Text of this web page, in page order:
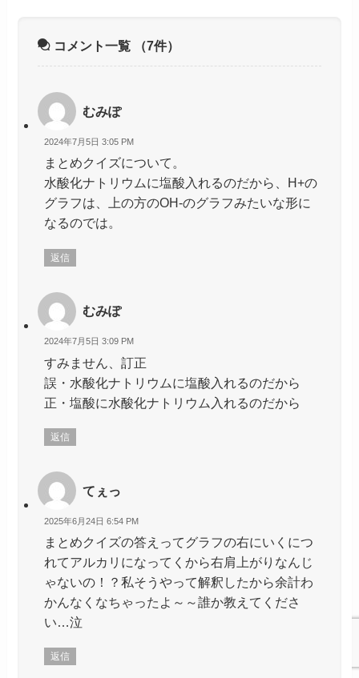
コメント一覧 （7件）
むみぽ
2024年7月5日 3:05 PM
まとめクイズについて。
水酸化ナトリウムに塩酸入れるのだから、H+の
グラフは、上の方のOH-のグラフみたいな形に
なるのでは。
返信
むみぽ
2024年7月5日 3:09 PM
すみません、訂正
誤・水酸化ナトリウムに塩酸入れるのだから
正・塩酸に水酸化ナトリウム入れるのだから
返信
てぇっ
2025年6月24日 6:54 PM
まとめクイズの答えってグラフの右にいくにつ
れてアルカリになってくから右肩上がりなんじ
ゃないの！？私そうやって解釈したから余計わ
かんなくなちゃったよ～～誰か教えてくださ
い…泣
返信